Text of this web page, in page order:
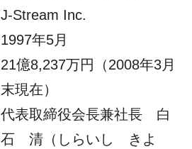
J-Stream Inc.
1997年5月
21億8,237万円（2008年3月
末現在）
代表取締役会長兼社長 白
石 清（しらいし きよ